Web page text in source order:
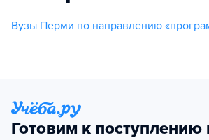
Вузы Перми по направлению
Готовим к